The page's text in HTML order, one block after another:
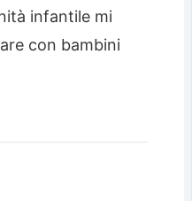
infantile mi
con bambini